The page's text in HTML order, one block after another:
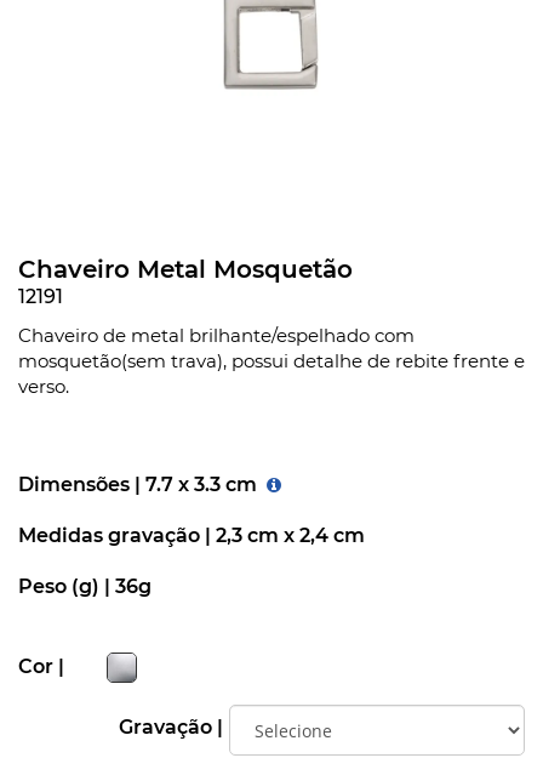
Chaveiro Metal Mosquetão
12191
Chaveiro de metal brilhante/espelhado com
mosquetão(sem trava), possui detalhe de rebite frente e
verso.
Dimensões | 7.7 x 3.3 cm
Medidas gravação | 2,3 cm x 2,4 cm
Peso (g) | 36g
Cor |
Gravação |